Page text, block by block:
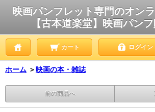
映画パンフレット専門のオン
【古本道楽堂】映画パン
カート ログイン
ホーム ＞ 映画の本・雑誌
前の商品へ